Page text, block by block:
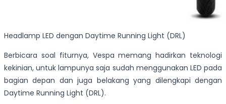
Headlamp LED dengan Daytime Running Light (DRL)
Berbicara soal fiturnya, Vespa memang hadirkan teknologi
kekinian, untuk lampunya saja sudah menggunakan LED pada
bagian depan dan juga belakang yang dilengkapi dengan
Daytime Running Light (DRL).